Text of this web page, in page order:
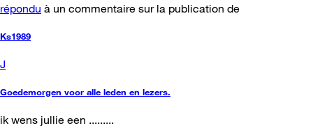
répondu à un commentaire sur la publication de
Ks1989
J
Goedemorgen voor alle leden en lezers.
ik wens jullie een .........